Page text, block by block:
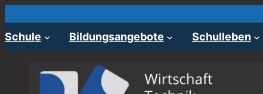
springen
Schule Bildungsangebote Schulleben